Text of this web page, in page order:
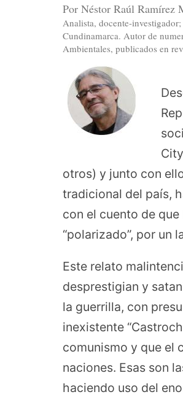
Por Néstor Raúl Ramírez
Analista, docente-
Cundinamarca. Autor de
Ambientales, publicados en
otros) y junto con
tradicional del país,
con el cuento de
“polarizado”, por un
Este relato
desprestigian y
la guerrilla, con
inexistente
comunismo y que el
naciones. Esas son
haciendo uso del